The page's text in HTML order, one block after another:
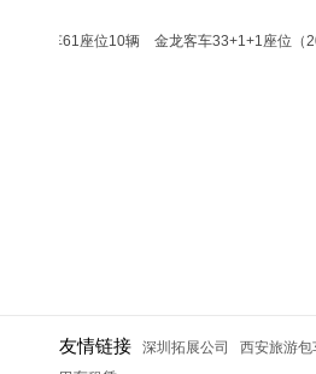
通客车61座位10辆 金龙客车33+1+1座位（20辆
友情链接 深圳拓展公司 西安旅游包